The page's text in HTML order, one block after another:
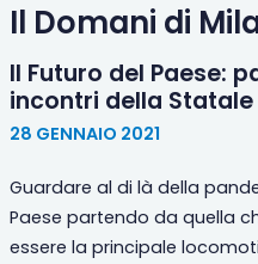
Il Domani di
Il Futuro del Paese:
incontri della Statale
28 GENNAIO 2021
Guardare al di là della
Paese partendo da quella
essere la principale